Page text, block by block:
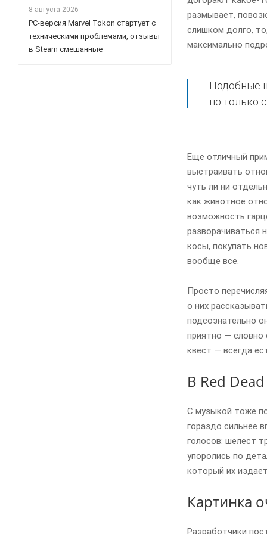
размывает,
слишком долго,
максимально
Подобные
но только
Еще отличный
выстраивать
чуть ли ни
как животное
возможность
разворачиваться
косы, покупать
вообще все.
Просто
о них
подсознательно
приятно — словно
квест — всегда
В Red
С музыкой тоже
гораздо сильнее
голосов: шелест
упоролись по
который их
Картинка
Разработчики
8 августа 2026
PC-версия Marvel Tokon стартует с
техническими проблемами, отзывы
в Steam смешанные